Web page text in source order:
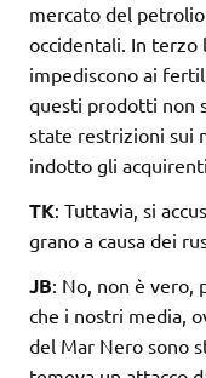
mercato del
occidentali. In terzo
impediscono ai
questi prodotti non
state restrizioni sui
indotto gli
TK: Tuttavia, si
grano a causa dei
JB: No, non è vero,
che i nostri media,
del Mar Nero sono